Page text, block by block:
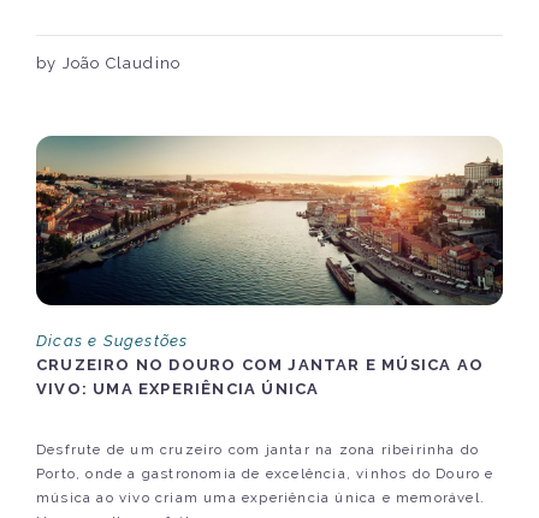
by João Claudino
Dicas e Sugestões
CRUZEIRO NO DOURO COM JANTAR E MÚSICA AO
VIVO: UMA EXPERIÊNCIA ÚNICA
Desfrute de um cruzeiro com jantar na zona ribeirinha do
Porto, onde a gastronomia de excelência, vinhos do Douro e
música ao vivo criam uma experiência única e memorável.